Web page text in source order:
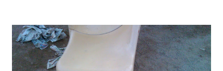
CEIP Marta Mata del Vendrell va començar la seva tasca fa ja 5
cursos i mig. Amb el pas dels anys, hem anat visquent la
consolidació d'un projecte educatiu que involucra a tota la